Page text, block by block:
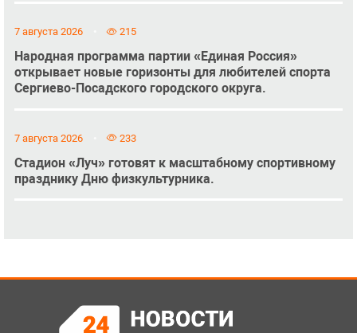
7 августа 2026 215
Народная программа партии «Единая Россия»
открывает новые горизонты для любителей спорта
Сергиево-Посадского городского округа.
7 августа 2026 233
Стадион «Луч» готовят к масштабному спортивному
празднику Дню физкультурника.